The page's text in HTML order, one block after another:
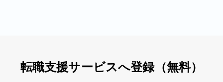
転職⽀援サービスへ登録（無料）